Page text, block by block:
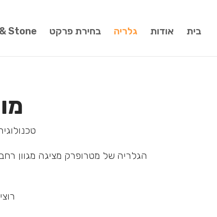
בית אודות גלריה בחירת פרקט Stone
הגלריה של מטרופרק מציגה מגוון